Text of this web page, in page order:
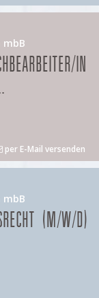
mbB
IN
per E-Mail versenden
mbB
(M/W/D)